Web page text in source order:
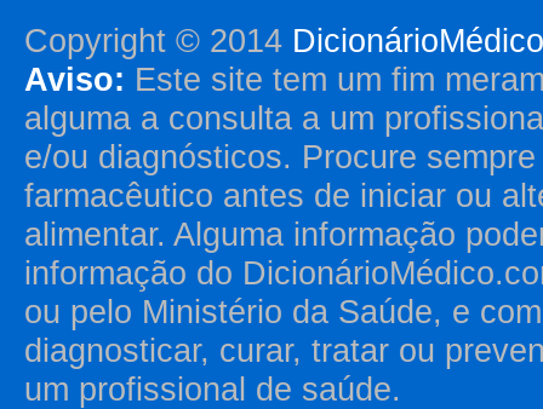
Copyright © 2014
Aviso: Este site tem um fim
alguma a consulta a um
e/ou diagnósticos. Procure
farmacêutico antes de iniciar ou
alimentar. Alguma informação
informação do
ou pelo Ministério da Saúde, e
diagnosticar, curar, tratar ou
um profissional de saúde.